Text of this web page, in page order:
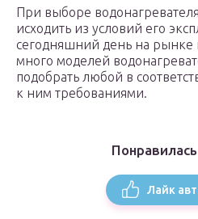
При выборе
исходить из условий его
сегодняшний день на рынке
много моделей
подобрать любой в
к ним требованиями.
Лайк